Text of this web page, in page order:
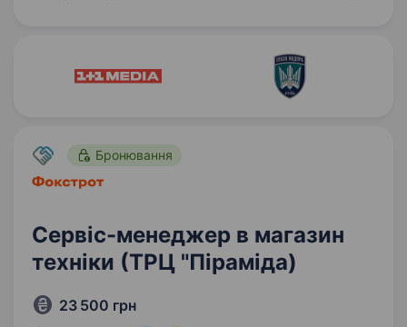
Бронювання
Сервіс-менеджер в магазин
техніки (ТРЦ "Піраміда)
23 500 грн